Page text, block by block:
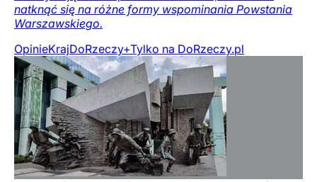
natknąć się na różne formy wspominania Powstania
Warszawskiego.
OpinieKrajDoRzeczy+Tylko na DoRzeczy.pl